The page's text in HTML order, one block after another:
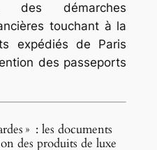
démarches
touchant à la
expédiés de Paris
des passeports
» : les documents
des produits de luxe